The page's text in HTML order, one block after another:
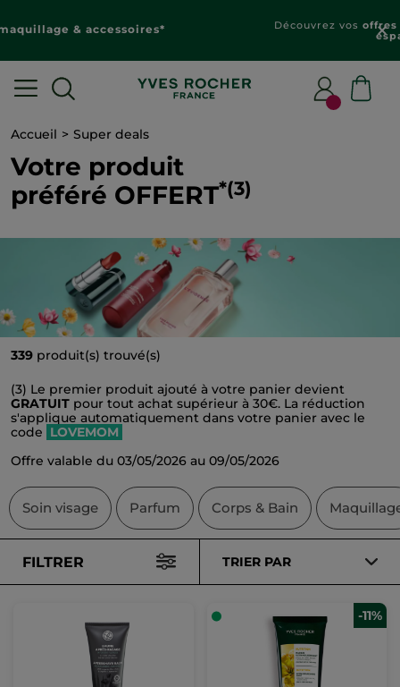
Découvrez vos offres personnalisées
dans votre
espace client
Accueil Super deals
Votre produit
préféré OFFERT*(3)
339 produit(s) trouvé(s)
(3) Le premier produit ajouté à votre panier devient
GRATUIT pour tout achat supérieur à 30€. La réduction
s'applique automatiquement dans votre panier avec le
code LOVEMOM
Offre valable du 03/05/2026 au 09/05/2026
Soin visage Parfum Corps & Bain
FILTRER TRIER PAR
-11%